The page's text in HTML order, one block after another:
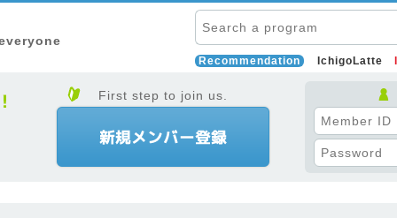
Recommendation IchigoLatte
First step to join us.